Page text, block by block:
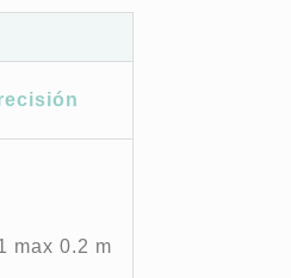
max 0.2 m